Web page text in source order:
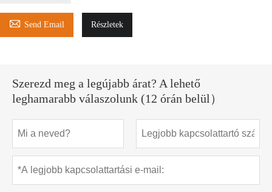
 Send Email Részletek
Szerezd meg a legújabb árat? A lehető
leghamarabb válaszolunk (12 órán belül）